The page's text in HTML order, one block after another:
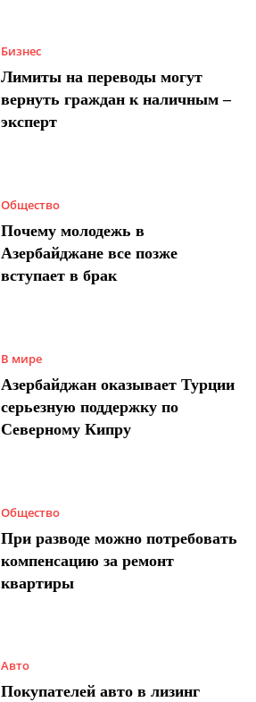
Бизнес
Лимиты на переводы могут
вернуть граждан к наличным –
эксперт
Общество
Почему молодежь в
Азербайджане все позже
вступает в брак
В мире
Азербайджан оказывает Турции
серьезную поддержку по
Северному Кипру
Общество
При разводе можно потребовать
компенсацию за ремонт
квартиры
Авто
Покупателей авто в лизинг